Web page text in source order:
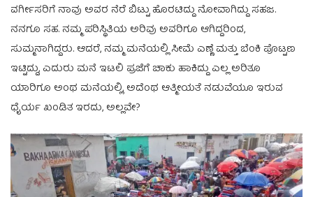
ವರ್ಗೀಸರಿಗೆ ನಾವು ಅವರ ನೆರೆ ಬಿಟ್ಟು ಹೊರಟಿದ್ದು ನೋವಾಗಿದ್ದು ಸಹಜ.
ನನಗೂ ಸಹ. ನಮ್ಮ ಪರಿಸ್ಥಿತಿಯ ಅರಿವು ಅವರಿಗೂ ಆಗಿದ್ದರಿಂದ,
ಸುಮ್ಮನಾಗಿದ್ದರು. ಆದರೆ, ನಮ್ಮ ಮನೆಯಲ್ಲಿ ಸೀಮೆ ಎಣ್ಣೆ ಮತ್ತು ಬೆಂಕಿ ಪೊಟ್ಟಣ
ಇಟ್ಟಿದ್ದು, ಎದುರು ಮನೆ ಇಟಲಿ ಪ್ರಜೆಗೆ ಚಾಕು ಹಾಕಿದ್ದು ಎಲ್ಲ ಅರಿತೂ
ಯಾರಿಗೂ ಅಂಥ ಮನೆಯಲ್ಲಿ, ಅದೆಂಥ ಆತ್ಮೀಯತೆ ನಡುವೆಯೂ ಇರುವ
ಧೈರ್ಯ ಖಂಡಿತ ಇರದು, ಅಲ್ಲವೇ?